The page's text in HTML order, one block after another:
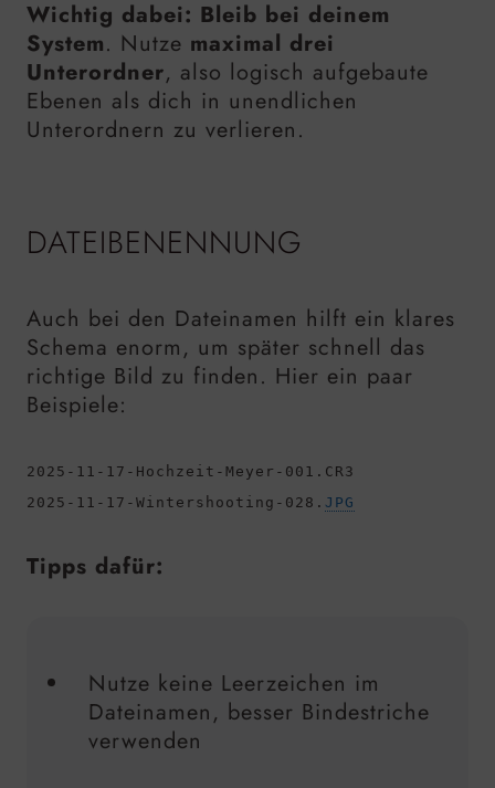
Wichtig dabei: Bleib bei deinem
System. Nutze maximal drei
Unterordner, also logisch aufgebaute
Ebenen als dich in unendlichen
Unterordnern zu verlieren.
DATEIBENENNUNG
Auch bei den Dateinamen hilft ein klares
Schema enorm, um später schnell das
richtige Bild zu finden. Hier ein paar
Beispiele:
2025-11-17-Hochzeit-Meyer-001.CR3
2025-11-17-Wintershooting-028. JPG
Tipps dafür:
Nutze keine Leerzeichen im
Dateinamen, besser Bindestriche
verwenden